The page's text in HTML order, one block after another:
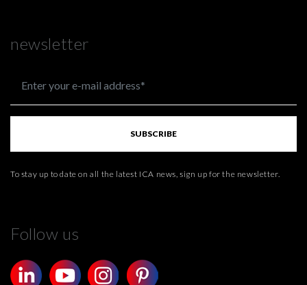
newsletter
SUBSCRIBE
To stay up to date on all the latest ICA news, sign up for the newsletter.
Follow us